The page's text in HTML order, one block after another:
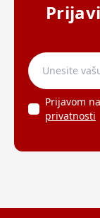
Prijavom
privatnosti